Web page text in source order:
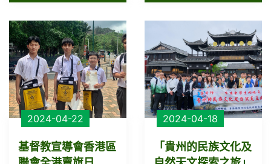
2024-04-22
基督教宣導會香港區
2024-04-18
「貴州的民族文化及